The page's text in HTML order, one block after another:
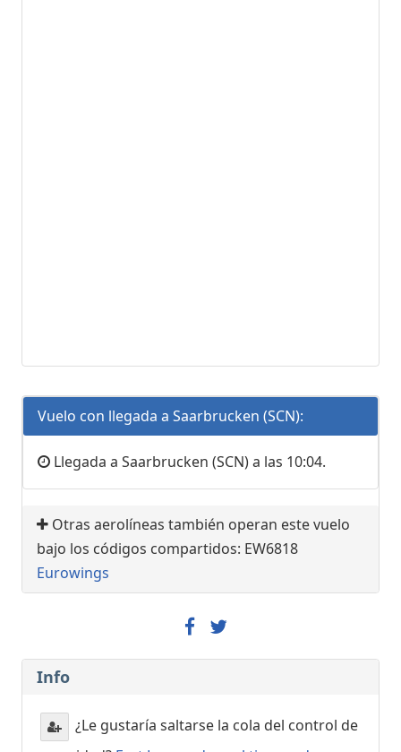
Vuelo con llegada a Saarbrucken (SCN):
Llegada a Saarbrucken (SCN) a las 10:04.
Otras aerolíneas también operan este vuelo
bajo los códigos compartidos: EW6818
Eurowings
Info
¿Le gustaría saltarse la cola del control de